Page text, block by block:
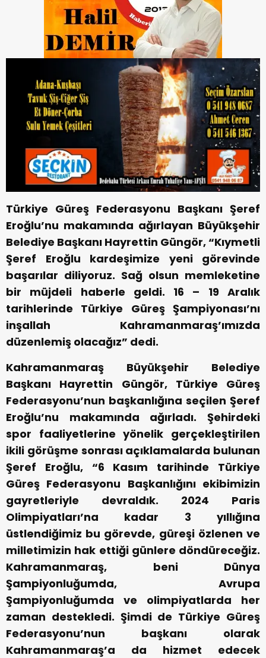
Türkiye Güreş Federasyonu Başkanı Şeref
Eroğlu’nu makamında ağırlayan Büyükşehir
Belediye Başkanı Hayrettin Güngör, “Kıymetli
Şeref Eroğlu kardeşimize yeni görevinde
başarılar diliyoruz. Sağ olsun memleketine
bir müjdeli haberle geldi. 16 – 19 Aralık
tarihlerinde Türkiye Güreş Şampiyonası’nı
inşallah Kahramanmaraş’ımızda
düzenlemiş olacağız” dedi.
Kahramanmaraş Büyükşehir Belediye
Başkanı Hayrettin Güngör, Türkiye Güreş
Federasyonu’nun başkanlığına seçilen Şeref
Eroğlu’nu makamında ağırladı. Şehirdeki
spor faaliyetlerine yönelik gerçekleştirilen
ikili görüşme sonrası açıklamalarda bulunan
Şeref Eroğlu, “6 Kasım tarihinde Türkiye
Güreş Federasyonu Başkanlığını ekibimizin
gayretleriyle devraldık. 2024 Paris
Olimpiyatları’na kadar 3 yıllığına
üstlendiğimiz bu görevde, güreşi özlenen ve
milletimizin hak ettiği günlere döndüreceğiz.
Kahramanmaraş, beni Dünya
Şampiyonluğumda, Avrupa
Şampiyonluğumda ve olimpiyatlarda her
zaman destekledi. Şimdi de Türkiye Güreş
Federasyonu’nun başkanı olarak
Kahramanmaraş’a da hizmet edecek